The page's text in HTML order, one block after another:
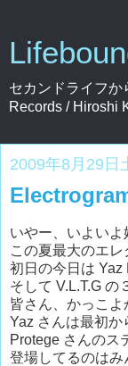
セカンドライフか
Records / Hiroshi
2009年8月29日
いやー、いよいよ
この夏最大のエレ
初日の今日は Yaz
そして V.L.T.G の
皆さん、かっこよ
Yaz さんは最初か
Protege さんのス
登場してるのは